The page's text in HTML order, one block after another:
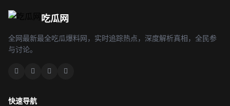
吃瓜网
全网最新最全吃瓜爆料网，实时追踪热点，深度解析真相，全民参
与讨论。
快速导航